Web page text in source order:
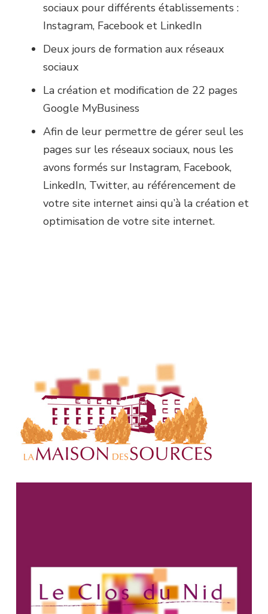
sociaux pour différents établissements :
Instagram, Facebook et LinkedIn
Deux jours de formation aux réseaux
sociaux
La création et modification de 22 pages
Google MyBusiness
Afin de leur permettre de gérer seul les
pages sur les réseaux sociaux, nous les
avons formés sur Instagram, Facebook,
LinkedIn, Twitter, au référencement de
votre site internet ainsi qu’à la création et
optimisation de votre site internet.